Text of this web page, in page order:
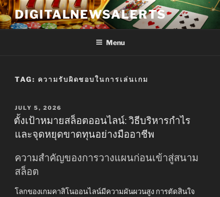
Skip
to
content
DIGITALNEWSALERTS
Menu
TAG: ความรับผิดชอบในการเล่นเกม
POSTED
ON
JULY 5, 2026
ตั้งเป้าหมายสล็อตออนไลน์: วิธีบริหารกำไร
และจุดหยุดขาดทุนอย่างมืออาชีพ
ความสำคัญของการวางแผนก่อนเข้าสู่สนาม
สล็อต
โลกของเกมคาสิโนออนไลน์มีความผันผวนสูง การตัดสินใจ